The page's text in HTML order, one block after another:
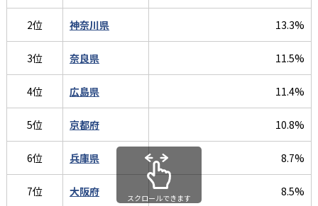
2位 神奈川県 13.3%
3位 奈良県 11.5%
4位 広島県 11.4%
5位 京都府 10.8%
6位 兵庫県 8.7%
7位 大阪府 8.5%
スクロールできます